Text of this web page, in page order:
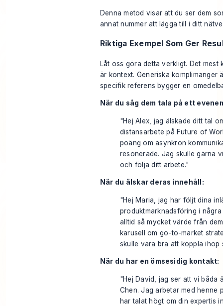
Denna metod visar att du ser dem
annat nummer att lägga till i ditt
Riktiga Exempel Som Ger
Låt oss göra detta verkligt. Det
är kontext. Generiska komplimanger
specifik referens bygger en
När du såg dem tala på ett
"Hej Alex, jag älskade ditt tal
distansarbete på Future of
poäng om asynkron
resonerade. Jag skulle gärna
och följa ditt arbete."
När du älskar deras innehåll:
"Hej Maria, jag har följt dina
produktmarknadsföring i
alltid så mycket värde från
karusell om go-to-market
skulle vara bra att koppla ihop
När du har en ömsesidig kontakt:
"Hej David, jag ser att vi båda
Chen. Jag arbetar med henne
har talat högt om din expertis